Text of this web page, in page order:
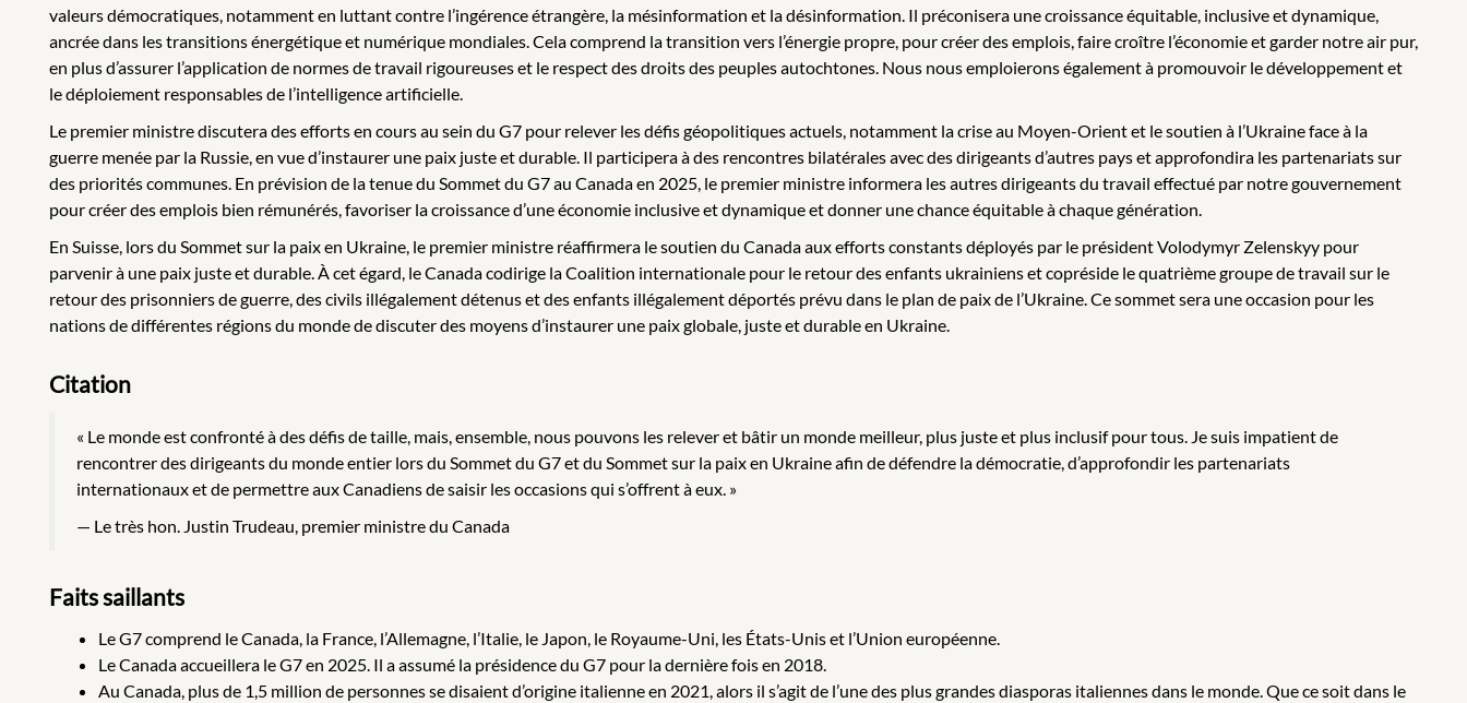
valeurs démocratiques, notamment en luttant contre l’ingérence étrangère, la mésinformation et la désinformation. Il préconisera une croissance équitable, inclusive et dynamique,
ancrée dans les transitions énergétique et numérique mondiales. Cela comprend la transition vers l’énergie propre, pour créer des emplois, faire croître l’économie et garder notre air pur,
en plus d’assurer l’application de normes de travail rigoureuses et le respect des droits des peuples autochtones. Nous nous emploierons également à promouvoir le développement et
le déploiement responsables de l’intelligence artificielle.
Le premier ministre discutera des efforts en cours au sein du G7 pour relever les défis géopolitiques actuels, notamment la crise au Moyen-Orient et le soutien à l’Ukraine face à la
guerre menée par la Russie, en vue d’instaurer une paix juste et durable. Il participera à des rencontres bilatérales avec des dirigeants d’autres pays et approfondira les partenariats sur
des priorités communes. En prévision de la tenue du Sommet du G7 au Canada en 2025, le premier ministre informera les autres dirigeants du travail effectué par notre gouvernement
pour créer des emplois bien rémunérés, favoriser la croissance d’une économie inclusive et dynamique et donner une chance équitable à chaque génération.
En Suisse, lors du Sommet sur la paix en Ukraine, le premier ministre réaffirmera le soutien du Canada aux efforts constants déployés par le président Volodymyr Zelenskyy pour
parvenir à une paix juste et durable. À cet égard, le Canada codirige la Coalition internationale pour le retour des enfants ukrainiens et copréside le quatrième groupe de travail sur le
retour des prisonniers de guerre, des civils illégalement détenus et des enfants illégalement déportés prévu dans le plan de paix de l’Ukraine. Ce sommet sera une occasion pour les
nations de différentes régions du monde de discuter des moyens d’instaurer une paix globale, juste et durable en Ukraine.
Citation
« Le monde est confronté à des défis de taille, mais, ensemble, nous pouvons les relever et bâtir un monde meilleur, plus juste et plus inclusif pour tous. Je suis impatient de
rencontrer des dirigeants du monde entier lors du Sommet du G7 et du Sommet sur la paix en Ukraine afin de défendre la démocratie, d’approfondir les partenariats
internationaux et de permettre aux Canadiens de saisir les occasions qui s’offrent à eux. »
Le très hon. Justin Trudeau, premier ministre du Canada
Faits saillants
Le G7 comprend le Canada, la France, l’Allemagne, l’Italie, le Japon, le Royaume-Uni, les États-Unis et l’Union européenne.
Le Canada accueillera le G7 en 2025. Il a assumé la présidence du G7 pour la dernière fois en 2018.
Au Canada, plus de 1,5 million de personnes se disaient d’origine italienne en 2021, alors il s’agit de l’une des plus grandes diasporas italiennes dans le monde. Que ce soit dans le